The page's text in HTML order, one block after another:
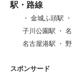
駅・路線
・ 金城ふ頭駅
子川公園駅 ・
名古屋港駅 ・
スポンサード